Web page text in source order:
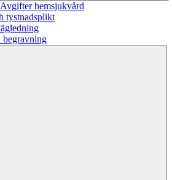
Avgifter hemsjukvård
tystnadsplikt